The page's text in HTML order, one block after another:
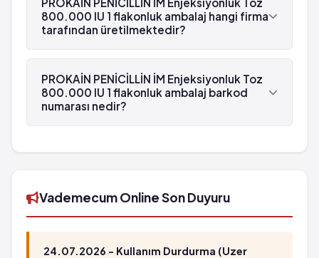
Penisilin G prokain 'dür.
800.000 IU 1 flakonluk ambalaj hangi firma
tarafından üretilmektedir?
PROKAİN PENİCİLLİN İM Enjeksiyonluk Toz
800.000 IU 1 flakonluk ambalaj , Tüm Ekip
tarafından üretilmektedir.
PROKAİN PENİCİLLİN İM Enjeksiyonluk Toz
800.000 IU 1 flakonluk ambalaj barkod
numarası nedir?
800.000 IU 1 flakonluk ambalaj'in barkod
Vademecum Online Son Duyuru
24.07.2026 - Kullanım Durdurma (Uzer